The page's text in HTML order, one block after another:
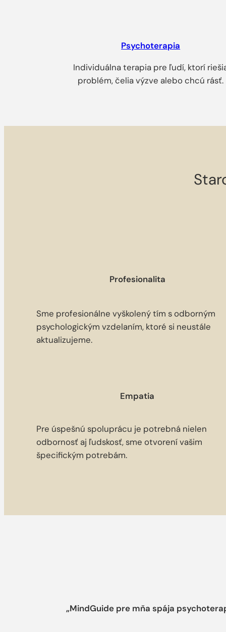
Psychoterapia
Individuálna terapia pre ľudí, ktorí
problém, čelia výzve alebo chcú rásť.
Profesionalita
Sme profesionálne vyškolený tím s odborným
psychologickým vzdelaním, ktoré si neustále
aktualizujeme.
Empatia
Pre úspešnú spoluprácu je potrebná nielen
odbornosť aj ľudskosť, sme otvorení vašim
špecifickým potrebám.
„MindGuide pre mňa spája